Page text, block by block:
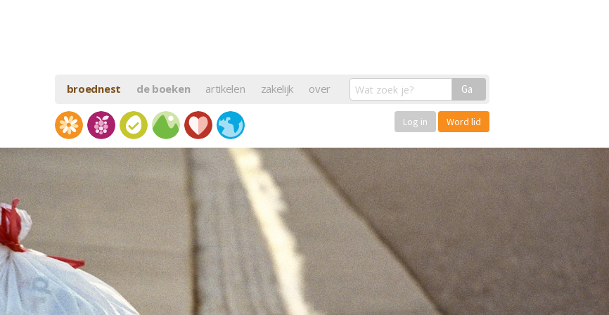
broednest de boeken artikelen zakelijk over Ga
Log in Word lid